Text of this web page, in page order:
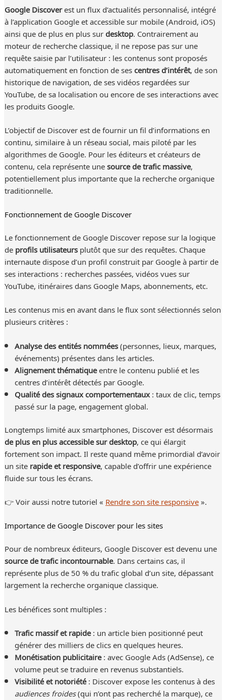
Google Discoverest un flux d’actualités personnalisé, intégré
à l’application Google et accessible sur mobile (Android, iOS)
ainsi que de plus en plus surdesktop. Contrairement au
moteur de recherche classique, il ne repose pas sur une
requête saisie par l’utilisateur : les contenus sont proposés
automatiquement en fonction de sescentres d’intérêt, de son
historique de navigation, de ses vidéos regardées sur
YouTube, de sa localisation ou encore de ses interactions avec
les produits Google.
L’objectif de Discover est de fournir un fil d’informations en
continu, similaire à un réseau social, mais piloté par les
algorithmes de Google. Pour les éditeurs et créateurs de
contenu, cela représente unesource de trafic massive,
potentiellement plus importante que la recherche organique
traditionnelle.
Fonctionnement de Google Discover
Le fonctionnement de Google Discover repose sur la logique
deprofils utilisateursplutôt que sur des requêtes. Chaque
internaute dispose d’un profil construit par Google à partir de
ses interactions : recherches passées, vidéos vues sur
YouTube, itinéraires dans Google Maps, abonnements, etc.
Les contenus mis en avant dans le flux sont sélectionnés selon
plusieurs critères :
Analyse des entités nommées(personnes, lieux, marques,
événements) présentes dans les articles.
Alignement thématiqueentre le contenu publié et les
centres d’intérêt détectés par Google.
Qualité des signaux comportementaux: taux de clic, temps
passé sur la page, engagement global.
Longtemps limité aux smartphones, Discover est désormais
de plus en plus accessible sur desktop, ce qui élargit
fortement son impact. Il reste quand même primordial d’avoir
un siterapide et responsive, capable d’offrir une expérience
fluide sur tous les écrans.
👉 Voir aussi notre tutoriel « Rendre son site responsive».
Importance de Google Discover pour les sites
Pour de nombreux éditeurs, Google Discover est devenu une
source de trafic incontournable. Dans certains cas, il
représente plus de 50 % du trafic global d’un site, dépassant
largement la recherche organique classique.
Les bénéfices sont multiples :
Trafic massif et rapide: un article bien positionné peut
générer des milliers de clics en quelques heures.
Monétisation publicitaire: avec Google Ads (AdSense), ce
volume peut se traduire en revenus substantiels.
Visibilité et notoriété: Discover expose les contenus à des
audiences froides(qui n’ont pas recherché la marque), ce